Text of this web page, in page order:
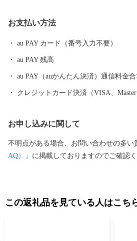
「ひかりかがやき、たくましく、心ふれ
お支払い方法
au PAY カード（番号入力不要）
au PAY 残高
au PAY（auかんたん決済）通信料金
クレジットカード決済（VISA、Master
お申し込みに関して
不明点がある場合、お問い合わせの多い
AQ）」 に掲載しておりますのでご確認く
この返礼品を見ている人はこち